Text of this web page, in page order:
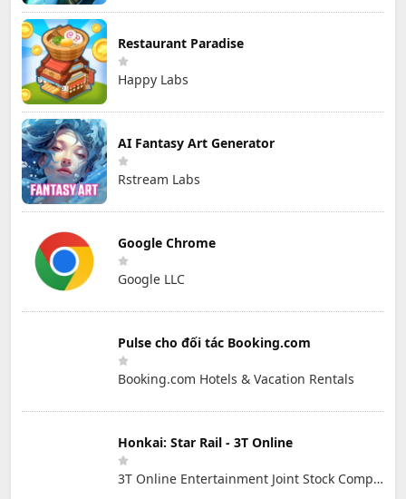
Restaurant Paradise
Happy Labs
AI Fantasy Art Generator
Rstream Labs
Google Chrome
Google LLC
Pulse cho đối tác Booking.com
Booking.com Hotels & Vacation Rentals
Honkai: Star Rail - 3T Online
3T Online Entertainment Joint Stock Company